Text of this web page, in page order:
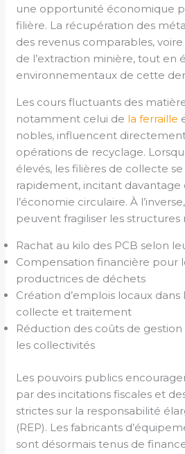
une opportunité économique
filière. La récupération des
des revenus comparables,
de l’extraction minière, tout en
environnementaux de cette
Les cours fluctuants des
notamment celui de la ferraille
nobles, influencent
opérations de recyclage.
élevés, les filières de collecte
rapidement, incitant davantage
l’économie circulaire. À
peuvent fragiliser les structures
Rachat au kilo des PCB selon
Compensation financière pour
productrices de déchets
Création d’emplois locaux dans
collecte et traitement
Réduction des coûts de
les collectivités
Les pouvoirs publics
par des incitations fiscales et
strictes sur la responsabilité
(REP). Les fabricants
sont désormais tenus de